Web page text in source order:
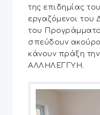
της επιδημίας
εργαζόμενοι του
του
σπεύδουν
κάνουν πράξη
ΑΛΛΗΛΕΓΓΥΗ.